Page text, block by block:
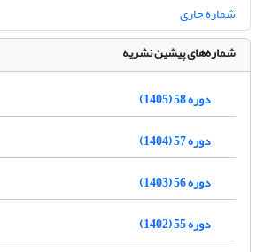
شماره جاری
شماره‌های پیشین نشریه
دوره 58 (1405)
دوره 57 (1404)
دوره 56 (1403)
دوره 55 (1402)